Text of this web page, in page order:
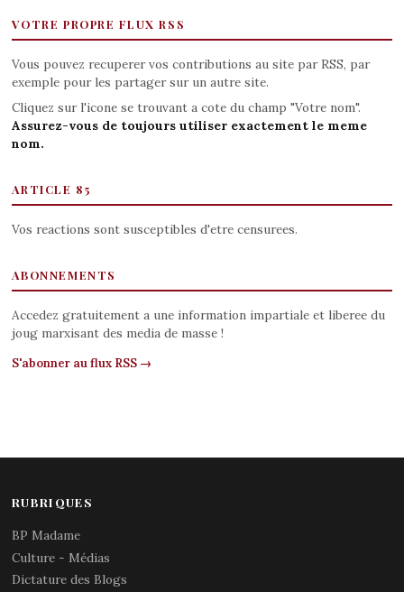
VOTRE PROPRE FLUX RSS
Vous pouvez recuperer vos contributions au site par RSS, par
exemple pour les partager sur un autre site.
Cliquez sur l'icone se trouvant a cote du champ "Votre nom".
Assurez-vous de toujours utiliser exactement le meme
nom.
ARTICLE 85
Vos reactions sont susceptibles d'etre censurees.
ABONNEMENTS
Accedez gratuitement a une information impartiale et liberee du
joug marxisant des media de masse !
S'abonner au flux RSS →
RUBRIQUES
BP Madame
Culture - Médias
Dictature des Blogs